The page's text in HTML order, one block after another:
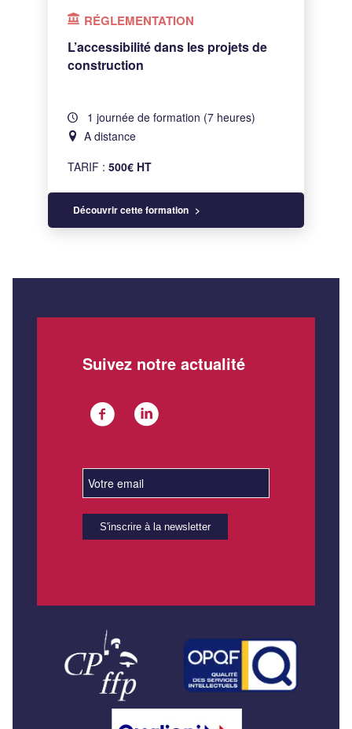
RÉGLEMENTATION
L’accessibilité dans les projets de
construction
1 journée de formation (7 heures)
A distance
TARIF :500€ HT
Découvrir cette formation
Suivez notre actualité